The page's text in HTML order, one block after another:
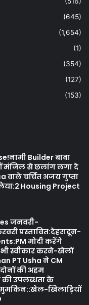
(645)
(1,654)
(1)
(354)
(127)
(153)
Builder बाबा
मंजिल से छलांग लगा दे
वाले चर्चित अजय गुप्ता
Housing Project
जनवरी-
प्रस्तावित:देहरादून-
मोदी करेंगे
स्वीकार करने-खेलों
PT Usha ने CM
की अहम
की उपलब्धता के
खिलाड़ियों